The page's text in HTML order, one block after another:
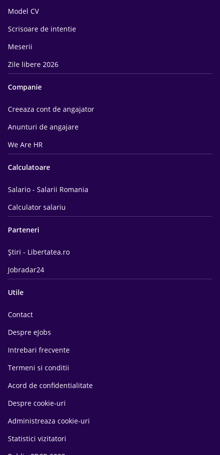
Model CV
Scrisoare de intentie
Meserii
Zile libere 2026
Companie
Creeaza cont de angajator
Anunturi de angajare
We Are HR
Calculatoare
Salario - Salarii Romania
Calculator salariu
Parteneri
Știri - Libertatea.ro
Jobradar24
Utile
Contact
Despre eJobs
Intrebari frecvente
Termeni si conditii
Acord de confidentialitate
Despre cookie-uri
Administreaza cookie-uri
Statistici vizitatori